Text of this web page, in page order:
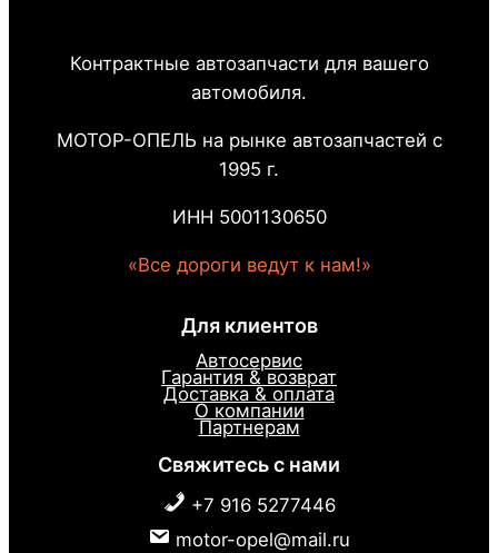
Контрактные автозапчасти для вашего
автомобиля.
МОТОР-ОПЕЛЬ на рынке автозапчастей с
1995 г.
ИНН 5001130650
«Все дороги ведут к нам!»
Для клиентов
Автосервис
Гарантия & возврат
Доставка & оплата
О компании
Партнерам
Свяжитесь с нами
+7 916 5277446
motor-opel@mail.ru